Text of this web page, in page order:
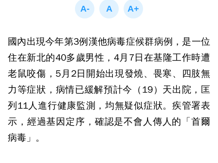
國內出現今年第3例漢他病毒症候群病例，是一位
住在新北的40多歲男性，4月7日在基隆工作時遭
老鼠咬傷，5月2日開始出現發燒、畏寒、四肢無
力等症狀，病情已緩解預計今（19）天出院，匡
列11人進行健康監測，均無疑似症狀。疾管署表
示，經過基因定序，確認是不會人傳人的「首爾
病毒」。